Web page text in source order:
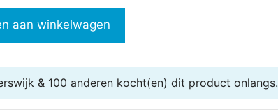
aan winkelwagen
& 100 anderenkocht(en) dit product onlangs.